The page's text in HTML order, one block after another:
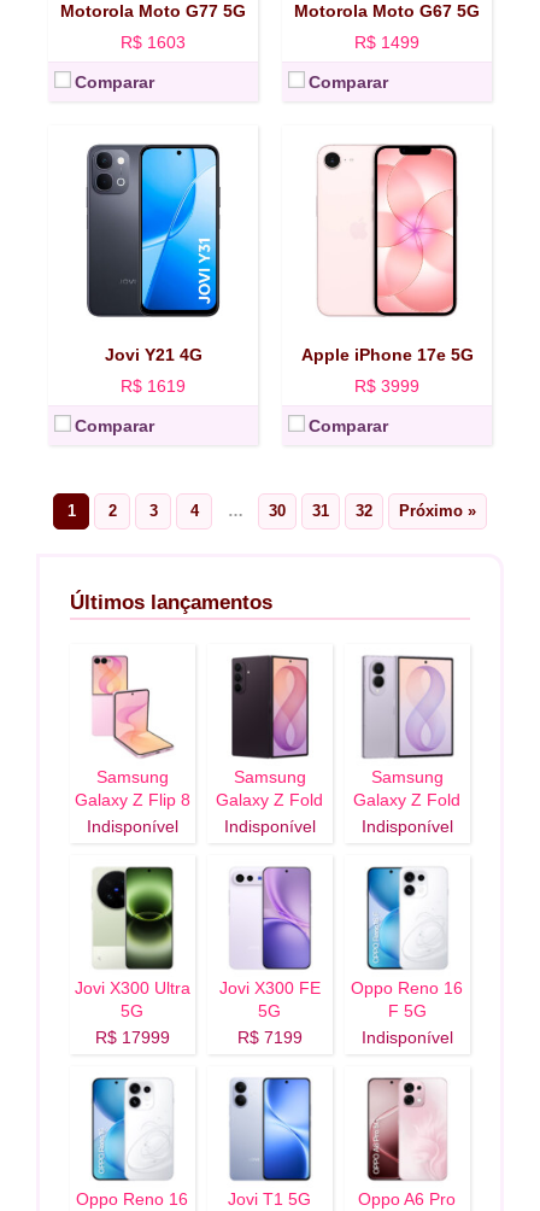
Motorola Moto G77 5G
R$ 1603
Comparar
Motorola Moto G67 5G
R$ 1499
Comparar
Jovi Y21 4G
R$ 1619
Comparar
Apple iPhone 17e 5G
R$ 3999
Comparar
1 2 3 4 … 30 31 32 Próximo »
Últimos lançamentos
Samsung
Galaxy Z Flip 8
5G
Indisponível
Samsung
Galaxy Z Fold
8 Ultra 5G
Indisponível
Samsung
Galaxy Z Fold
8 5G
Indisponível
Jovi X300 Ultra
5G
R$ 17999
Jovi X300 FE
5G
R$ 7199
Oppo Reno 16
F 5G
Indisponível
Oppo Reno 16
Jovi T1 5G
Oppo A6 Pro